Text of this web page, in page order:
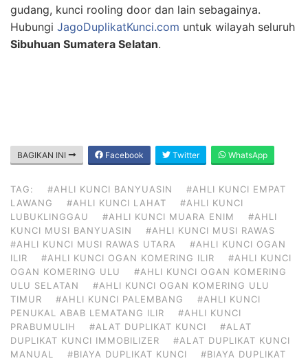
gudang, kunci rooling door dan lain sebagainya.
Hubungi JagoDuplikatKunci.com untuk wilayah seluruh
Sibuhuan Sumatera Selatan.
BAGIKAN INI Facebook Twitter WhatsApp
TAG: #AHLI KUNCI BANYUASIN
#AHLI KUNCI EMPAT
LAWANG
#AHLI KUNCI LAHAT
#AHLI KUNCI
LUBUKLINGGAU
#AHLI KUNCI MUARA ENIM
#AHLI
KUNCI MUSI BANYUASIN
#AHLI KUNCI MUSI RAWAS
#AHLI KUNCI MUSI RAWAS UTARA
#AHLI KUNCI OGAN
ILIR
#AHLI KUNCI OGAN KOMERING ILIR
#AHLI KUNCI
OGAN KOMERING ULU
#AHLI KUNCI OGAN KOMERING
ULU SELATAN
#AHLI KUNCI OGAN KOMERING ULU
TIMUR
#AHLI KUNCI PALEMBANG
#AHLI KUNCI
PENUKAL ABAB LEMATANG ILIR
#AHLI KUNCI
PRABUMULIH
#ALAT DUPLIKAT KUNCI
#ALAT
DUPLIKAT KUNCI IMMOBILIZER
#ALAT DUPLIKAT KUNCI
MANUAL
#BIAYA DUPLIKAT KUNCI
#BIAYA DUPLIKAT